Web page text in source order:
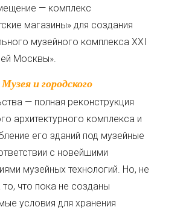
— комплекс
магазины» для создания
музейного комплекса XXI
Москвы».
— полная реконструкция
архитектурного комплекса и
его зданий под музейные
с новейшими
музейных технологий. Но, не
что пока не созданы
условия для хранения